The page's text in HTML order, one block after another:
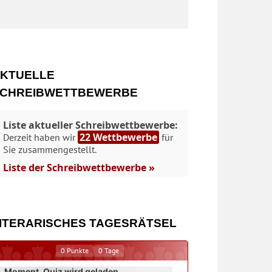
Liste aktueller Schreibwettbewerbe:
Derzeit haben wir 22 Wettbewerbe für
Sie zusammengestellt.
Liste der Schreibwettbewerbe »
TAGESRÄTSEL
0 Punkte 0 Tage